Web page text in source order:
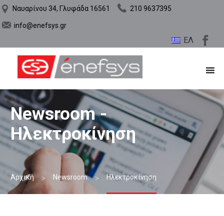
Ναυαρίνου 34, Γλυφάδα 16561 210 9637395
info@enefsys.gr
ΕΛ
Newsroom -
Ηλεκτροκίνηση
Αρχική Newsroom Ηλεκτροκίνηση